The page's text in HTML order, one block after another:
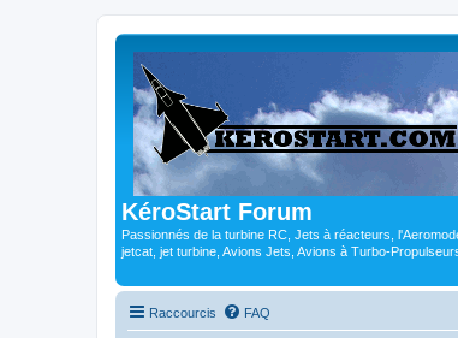
KéroStart Forum
Passionnés de la turbine RC, Jets à réacteurs,
jetcat, jet turbine, Avions Jets, Avions à Turbo-
Raccourcis FAQ